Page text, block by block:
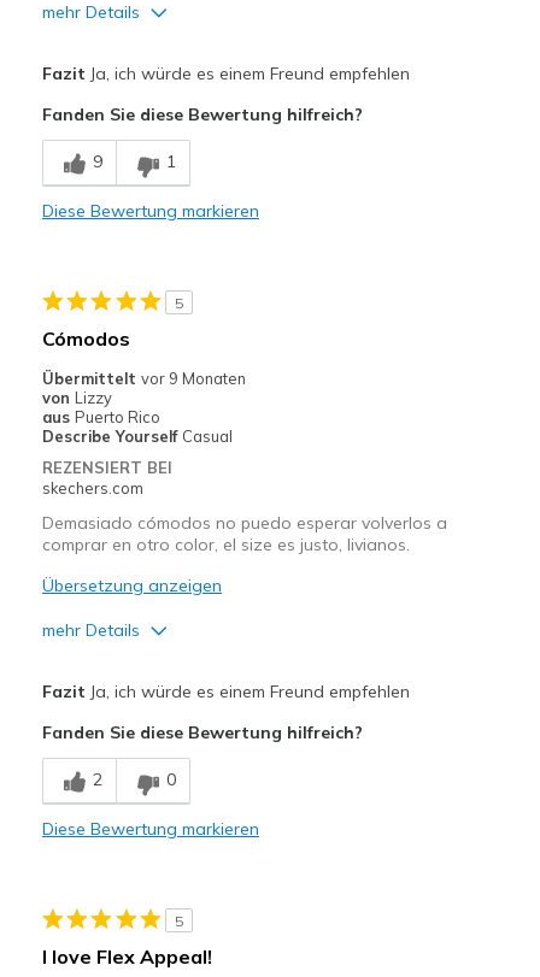
mehr Details
Comfortable
Stylish
Going Out
Width
Sizing
View On Shoes
Shoes are for Wearing
Fazit Ja, ich würde es einem Freund empfehlen
Fanden Sie diese Bewertung hilfreich?
9 1
Diese Bewertung markieren
5
Cómodos
Übermittelt vor 9 Monaten
von Lizzy
aus Puerto Rico
Describe Yourself Casual
REZENSIERT BEI
skechers.com
Demasiado cómodos no puedo esperar volverlos a
comprar en otro color, el size es justo, livianos.
Übersetzung anzeigen
mehr Details
Breathe Well
Comfortable
Geeignete Verwendung
Fazit Ja, ich würde es einem Freund empfehlen
Fanden Sie diese Bewertung hilfreich?
2 0
Diese Bewertung markieren
5
I love Flex Appeal!